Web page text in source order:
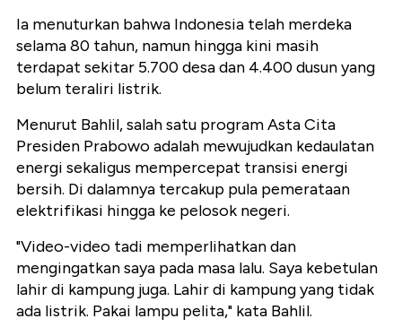
Ia menuturkan bahwa Indonesia telah merdeka
selama 80 tahun, namun hingga kini masih
terdapat sekitar 5.700 desa dan 4.400 dusun yang
belum teraliri listrik.
Menurut Bahlil, salah satu program Asta Cita
Presiden Prabowo adalah mewujudkan kedaulatan
energi sekaligus mempercepat transisi energi
bersih. Di dalamnya tercakup pula pemerataan
elektrifikasi hingga ke pelosok negeri.
"Video-video tadi memperlihatkan dan
mengingatkan saya pada masa lalu. Saya kebetulan
lahir di kampung juga. Lahir di kampung yang tidak
ada listrik. Pakai lampu pelita," kata Bahlil.